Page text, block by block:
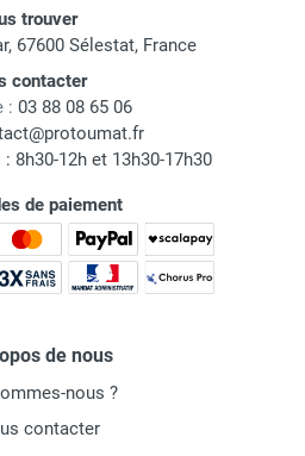
trouver
67600 Sélestat, France
contacter
: 03 88 08 65 06
8h30-12h et 13h30-17h30
de paiement
de nous
nous ?
contacter